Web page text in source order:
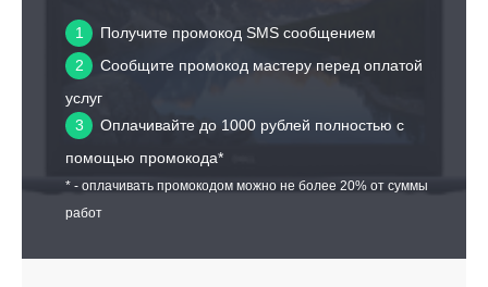
1
Получите промокод SMS сообщением
2
Сообщите промокод мастеру перед оплатой
услуг
3
Оплачивайте до 1000 рублей полностью с
помощью промокода*
* - оплачивать промокодом можно не более 20% от суммы
работ